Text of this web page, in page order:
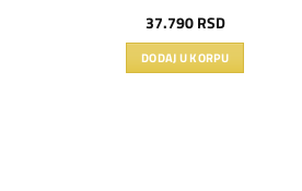
37.790 RSD
DODAJ U KORPU